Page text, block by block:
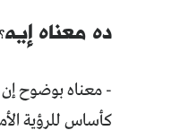
ده معناه إيه؟
- معناه بوضوح إن
كأساس للرؤية